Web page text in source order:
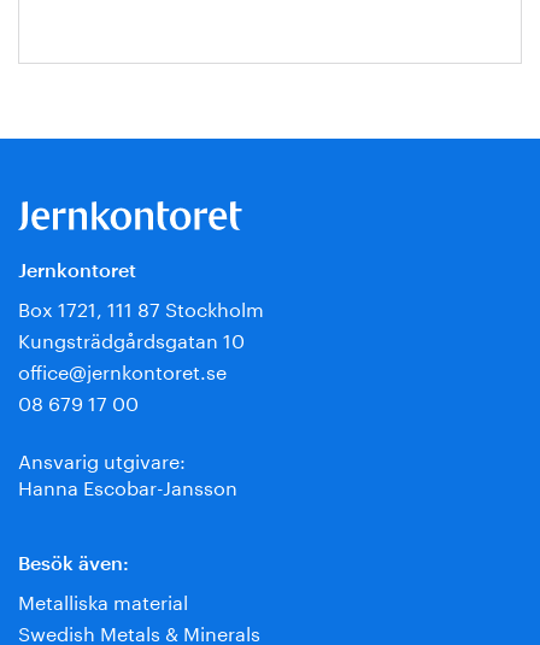
Jernkontoret
Box 1721, 111 87 Stockholm
Kungsträdgårdsgatan 10
office@jernkontoret.se
08 679 17 00
Ansvarig utgivare:
Hanna Escobar-Jansson
Besök även:
Metalliska material
Swedish Metals & Minerals